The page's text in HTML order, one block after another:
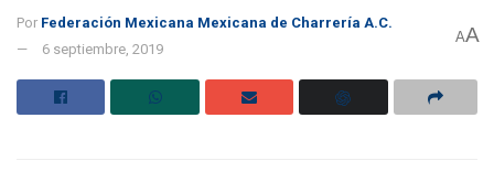
Por Federación Mexicana Mexicana de Charrería A.C.
6 septiembre, 2019
AA